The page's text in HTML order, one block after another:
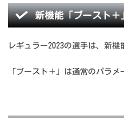
新機能「ブースト＋
レギュラー2023の選手は、新
「ブースト＋」は通常のパラ